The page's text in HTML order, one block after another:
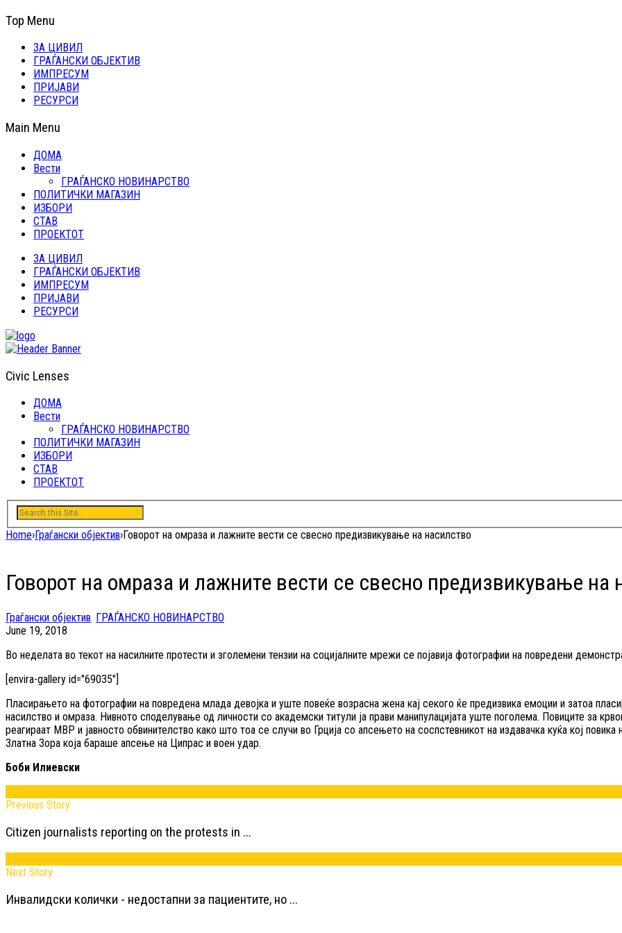
Top Menu
ЗА ЦИВИЛ
ГРАЃАНСКИ ОБЈЕКТИВ
ИМПРЕСУМ
ПРИЈАВИ
РЕСУРСИ
Main Menu
ДОМА
Вести
ГРАЃАНСКО НОВИНАРСТВО
ПОЛИТИЧКИ МАГАЗИН
ИЗБОРИ
СТАВ
ПРОЕКТОТ
ЗА ЦИВИЛ
ГРАЃАНСКИ ОБЈЕКТИВ
ИМПРЕСУМ
ПРИЈАВИ
РЕСУРСИ
Civic Lenses
ДОМА
Вести
ГРАЃАНСКО НОВИНАРСТВО
ПОЛИТИЧКИ МАГАЗИН
ИЗБОРИ
СТАВ
ПРОЕКТОТ
Home›Граѓански објектив›Говорот на омраза и лажните вести се свесно предизвикување на насилство
Говорот на омраза и лажните вести се свесно предизвикување на
Граѓански објектив, ГРАЃАНСКО НОВИНАРСТВО
June 19, 2018
Во неделата во текот на насилните протести и зголемени тензии на социјалните мрежи се појавија фотографии на повредени
[envira-gallery id="69035"]
Пласирањето на фотографии на повредена млада девојка и уште повеќе возрасна жена кај секого ќе предизвика емоции и затоа
насилство и омраза. Нивното споделување од личности со академски титули ја прави манипулацијата уште поголема. Повиците за
реагираат МВР и јавносто обвинителство како што тоа се случи во Грција со апсењето на соспстевникот на издавачка куќа кој
Златна Зора која бараше апсење на Ципрас и воен удар.
Боби Илиевски
Previous Story
Citizen journalists reporting on the protests in ...
Next Story
Инвалидски колички - недостапни за пациентите, но ...